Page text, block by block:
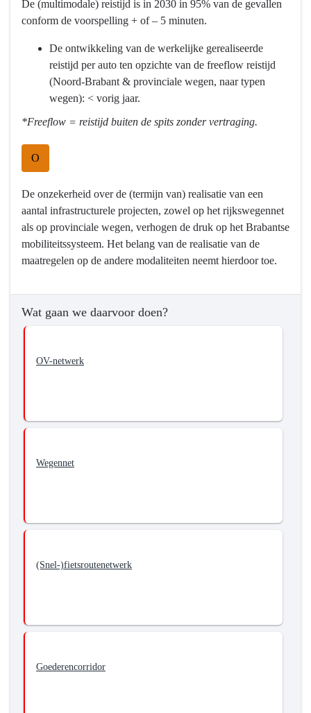
Programma
bereiken?
naar
navigatie
Programma
Mobiliteitsontwikkeling
Wat
willen
bereiken?
We
gaan
voor
een
en
betrouwbaar
mobiliteitssysteem.
De (multimodale) reistijd is in 2030 in 95% van de gevallen
conform de voorspelling + of – 5 minuten.
De ontwikkeling van de werkelijke gerealiseerde
reistijd per auto ten opzichte van de freeflow reistijd
(Noord-Brabant & provinciale wegen, naar typen
wegen): < vorig jaar.
*Freeflow = reistijd buiten de spits zonder vertraging.
O
De onzekerheid over de (termijn van) realisatie van een
aantal infrastructurele projecten, zowel op het rijkswegennet
als op provinciale wegen, verhogen de druk op het Brabantse
mobiliteitssysteem. Het belang van de realisatie van de
maatregelen op de andere modaliteiten neemt hierdoor toe.
Wat gaan we daarvoor doen?
OV-netwerk
Wegennet
(Snel-)fietsroutenetwerk
Goederencorridor